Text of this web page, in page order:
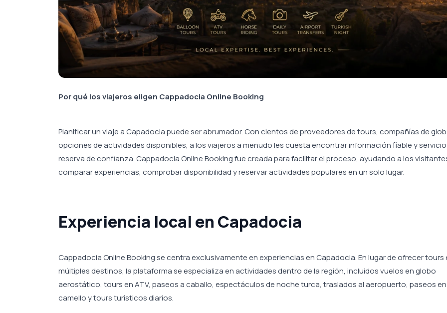
Por qué los viajeros eligen Cappadocia Online Booking
Planificar un viaje a Capadocia puede ser abrumador. Con cientos de proveedores de tours, compañías de
opciones de actividades disponibles, a los viajeros a menudo les cuesta encontrar información fiable y
reserva de confianza. Cappadocia Online Booking fue creada para facilitar el proceso, ayudando a los
comparar experiencias, comprobar disponibilidad y reservar actividades populares en un solo lugar.
Experiencia local en Capadocia
Cappadocia Online Booking se centra exclusivamente en experiencias en Capadocia. En lugar de ofrecer tours
múltiples destinos, la plataforma se especializa en actividades dentro de la región, incluidos vuelos en globo
aerostático, tours en ATV, paseos a caballo, espectáculos de noche turca, traslados al aeropuerto, paseos en
camello y tours turísticos diarios.